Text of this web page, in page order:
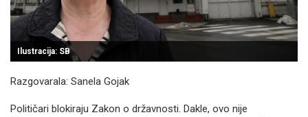
Ilustracija: SB
Razgovarala: Sanela Gojak
Političari blokiraju Zakon o državnosti. Dakle, ovo nije